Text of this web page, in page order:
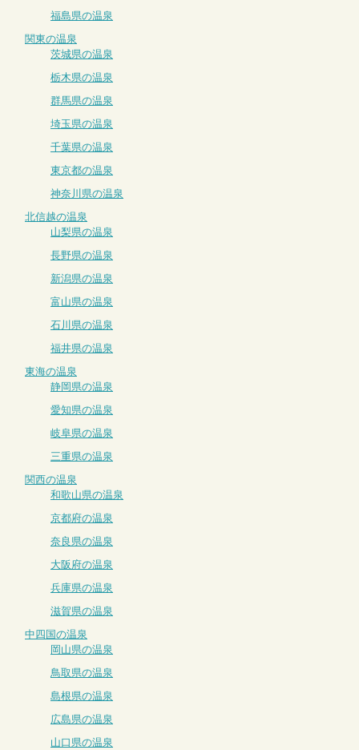
福島県の温泉
関東の温泉
茨城県の温泉
栃木県の温泉
群馬県の温泉
埼玉県の温泉
千葉県の温泉
東京都の温泉
神奈川県の温泉
北信越の温泉
山梨県の温泉
長野県の温泉
新潟県の温泉
富山県の温泉
石川県の温泉
福井県の温泉
東海の温泉
静岡県の温泉
愛知県の温泉
岐阜県の温泉
三重県の温泉
関西の温泉
和歌山県の温泉
京都府の温泉
奈良県の温泉
大阪府の温泉
兵庫県の温泉
滋賀県の温泉
中四国の温泉
岡山県の温泉
鳥取県の温泉
島根県の温泉
広島県の温泉
山口県の温泉